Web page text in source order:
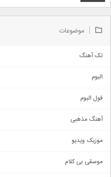
موضوعات
تک آهنگ
اجتماعی
حماسی
سنتی
اهنگ بندرعباسی
البوم
فول البوم
آهنگ مذهبی
موزیک ویدیو
موسقی بی کلام